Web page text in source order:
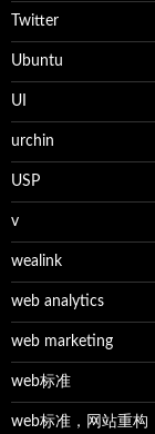
Twitter
Ubuntu
UI
urchin
USP
v
wealink
web analytics
web marketing
web标准
web标准，网站重构